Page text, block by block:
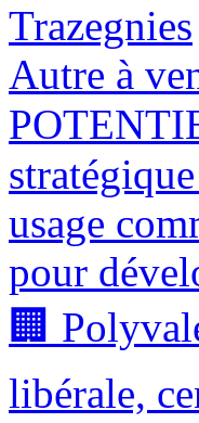
Autre à
usage
pour
🏢
libérale,